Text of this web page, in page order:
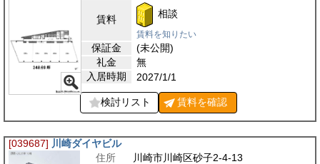
賃料 相談
賃料を知りたい
保証金
(未公開)
礼金
無
入居時期
2027/1/1
検討リスト 賃料を確認
[039687] 川崎ダイヤビル
住所
川崎市川崎区砂子2-4-13